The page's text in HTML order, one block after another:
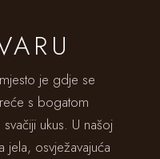
je gdje se
s bogatom
ukus. U našoj
jela, osvježavajuća